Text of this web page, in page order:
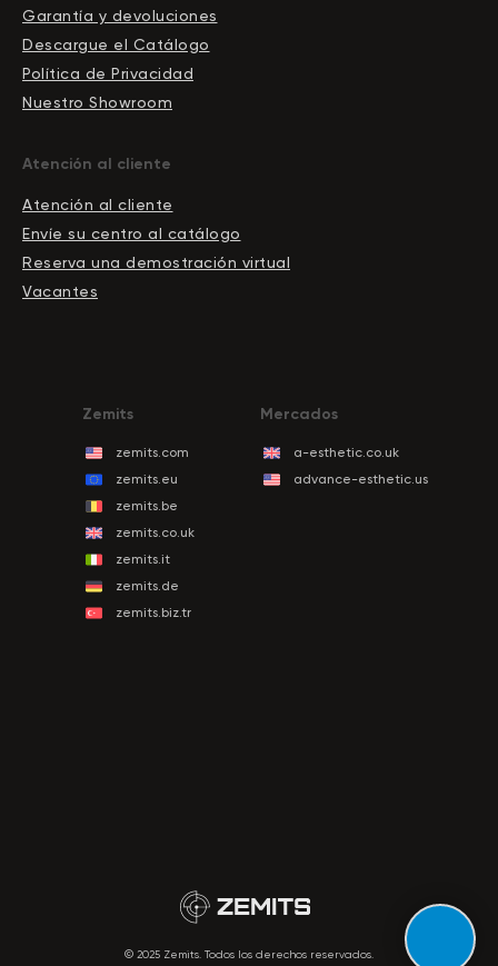
Garantía y devoluciones
Descargue el Сatálogo
Política de Privacidad
Nuestro Showroom
Atención al cliente
Atención al cliente
Envíe su centro al catálogo
Reserva una demostración virtual
Vacantes
zemits.com
zemits.eu
zemits.be
zemits.co.uk
zemits.it
zemits.de
zemits.biz.tr
Zemits
a-esthetic.co.uk
advance-esthetic.us
Mercados
© 2025 Zemits. Todos los derechos reservados.